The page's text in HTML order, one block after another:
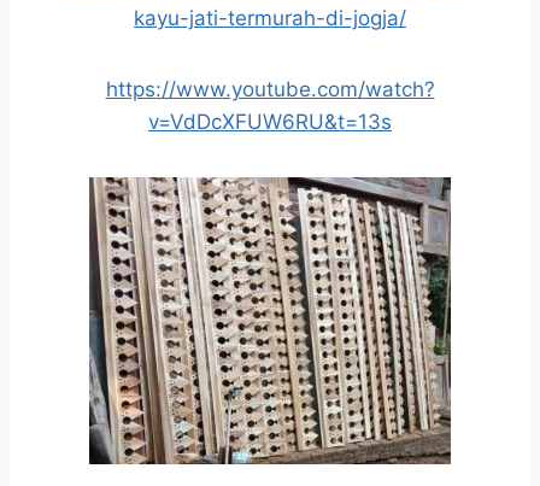
kayu-jati-termurah-di-jogja/
https://www.youtube.com/watch?
v=VdDcXFUW6RU&t=13s